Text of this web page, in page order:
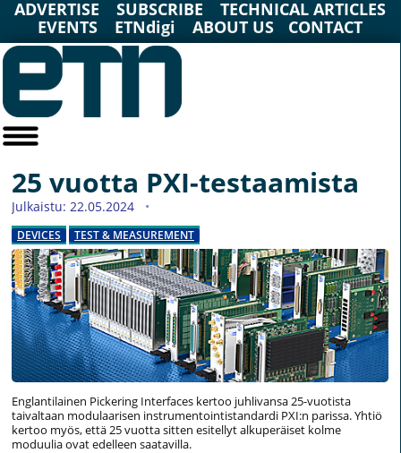
ADVERTISE SUBSCRIBE
TECHNICAL ARTICLES
EVENTS
ETNdigi ABOUT US CONTACT
25 vuotta PXI-testaamista
Julkaistu: 22.05.2024
DEVICES TEST & MEASUREMENT
Englantilainen Pickering Interfaces kertoo juhlivansa 25-vuotista
taivaltaan modulaarisen instrumentointistandardi PXI:n parissa. Yhtiö
kertoo myös, että 25 vuotta sitten esitellyt alkuperäiset kolme
moduulia ovat edelleen saatavilla.